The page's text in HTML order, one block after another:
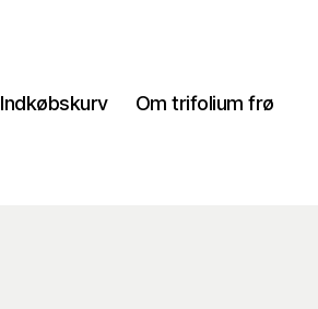
Indkøbskurv Om trifolium frø